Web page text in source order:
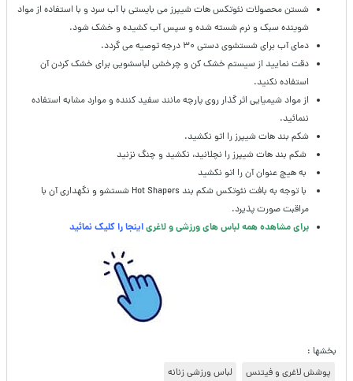
شستن محصولات نئوتکس هات شیپرز می بایستی با آب سرد و با استفاده از مواد
شوینده سبک و نرم شسته شده و سپس آب کشیده و خشک شود.
دمای آب برای شستشوی دستی ۳۰ درجه توصیه می گردد.
دقت نمایید از سیستم خشک کن و چرخشی لباسشویی برای خشک کردن آن
استفاده نکنید.
از مواد شیمیایی اثر گذار روی پارچه مانند سفید کننده و موارد مشابه استفاده
ننمائید.
شکم بند هات شیپرز را اتو نکشید.
شکم بند هات شیپرز را نچلانید، نکشید و چنگ نزنید
به هیچ عنوان آن را اتو نکشید
با توجه به بافت نئوتکس شکم بند Hot Shapers شستشو و نگهداری آن با
مراقبت صورت پذیرد.
برای مشاهده همه لباس های ورزشی و لاغریاینجا را کلیک نمائید
بخشها :
پوشش لاغری و فیتنس
لباس ورزشی زنانه